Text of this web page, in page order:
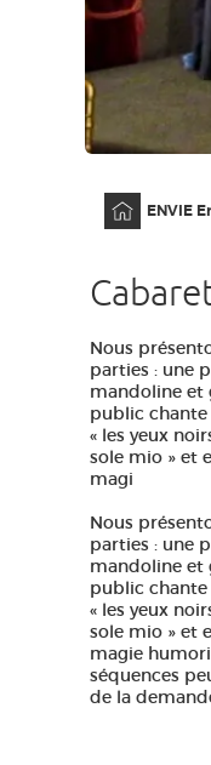
MA SÉLECTION
FR
ENVIE
Nous
parties : une
mandoline et
public chante
« les yeux
sole mio » et
magi
Nous
parties : une
mandoline et
public chante
« les yeux
sole mio » et
magie
séquences
de la